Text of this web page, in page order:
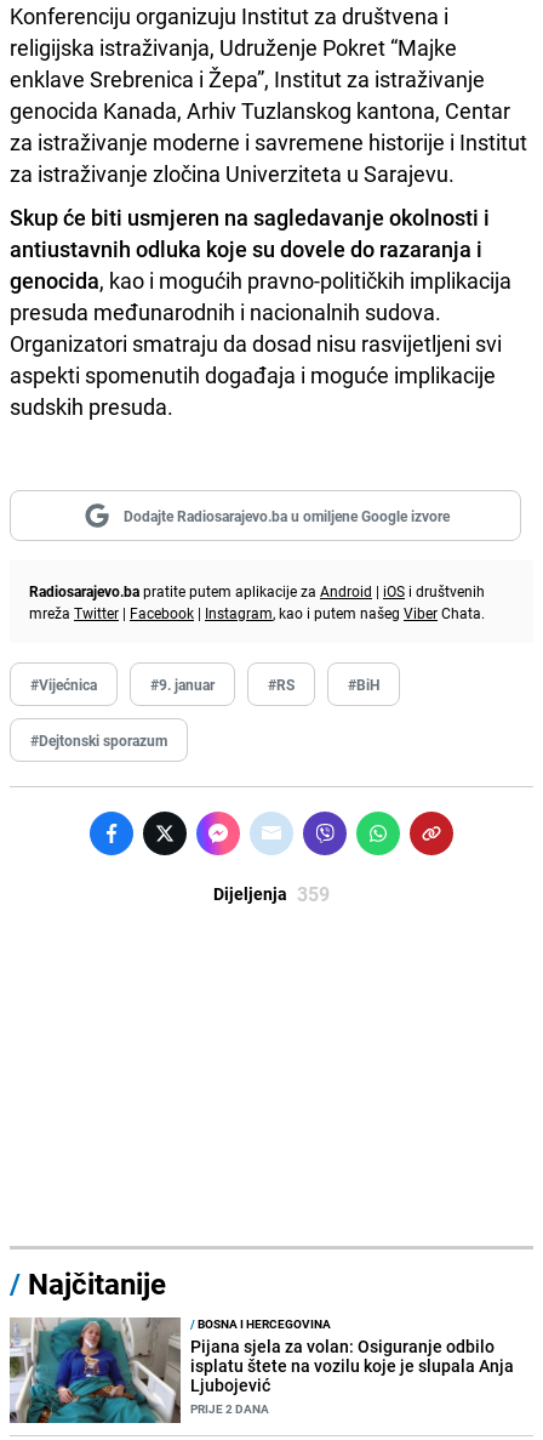
Konferenciju organizuju Institut za društvena i
religijska istraživanja, Udruženje Pokret “Majke
enklave Srebrenica i Žepa”, Institut za istraživanje
genocida Kanada, Arhiv Tuzlanskog kantona, Centar
za istraživanje moderne i savremene historije i Institut
za istraživanje zločina Univerziteta u Sarajevu.
Skup će biti usmjeren na sagledavanje okolnosti i
antiustavnih odluka koje su dovele do razaranja i
genocida, kao i mogućih pravno-političkih implikacija
presuda međunarodnih i nacionalnih sudova.
Organizatori smatraju da dosad nisu rasvijetljeni svi
aspekti spomenutih događaja i moguće implikacije
sudskih presuda.
Dodajte Radiosarajevo.ba u omiljene Google izvore
Radiosarajevo.bapratite putem aplikacije za Android | iOS i društvenih
mreža Twitter | Facebook | Instagram, kao i putem našeg ViberChata.
#Vijećnica #9. januar #RS #BiH
#Dejtonski sporazum
Dijeljenja 359
/ Najčitanije
/BOSNA I HERCEGOVINA
Pijana sjela za volan: Osiguranje odbilo
isplatu štete na vozilu koje je slupala Anja
Ljubojević
PRIJE 2 DANA